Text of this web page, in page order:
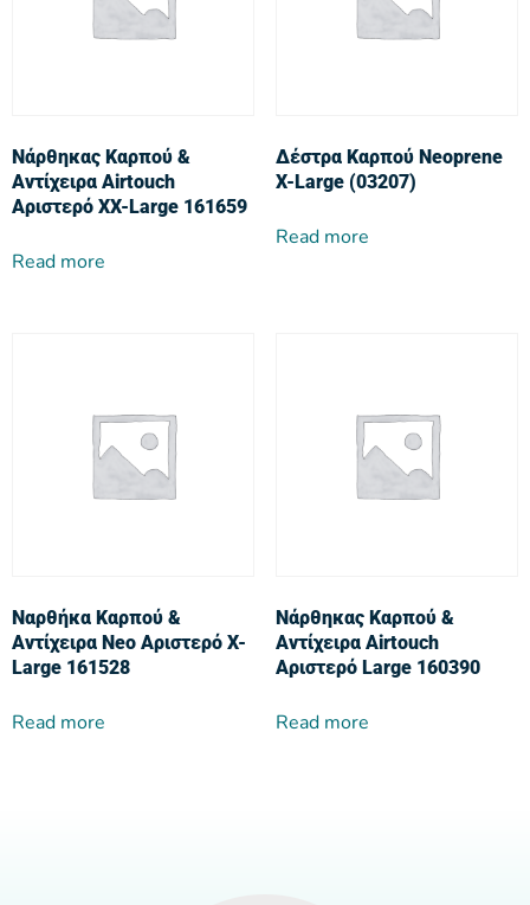
Νάρθηκας Καρπού &
Αντίχειρα Airtouch
Αριστερό XX-Large 161659
Read more
Δέστρα Καρπού Neoprene
X-Large (03207)
Read more
Ναρθήκα Καρπού &
Αντίχειρα Neo Αριστερό X-
Large 161528
Read more
Νάρθηκας Καρπού &
Αντίχειρα Airtouch
Αριστερό Large 160390
Read more